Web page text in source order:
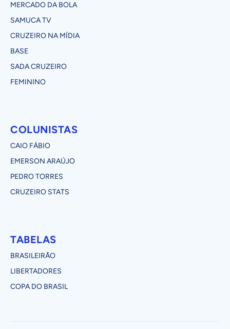
MERCADO DA BOLA
SAMUCA TV
CRUZEIRO NA MÍDIA
BASE
SADA CRUZEIRO
FEMININO
COLUNISTAS
CAIO FÁBIO
EMERSON ARAÚJO
PEDRO TORRES
CRUZEIRO STATS
TABELAS
BRASILEIRÃO
LIBERTADORES
COPA DO BRASIL